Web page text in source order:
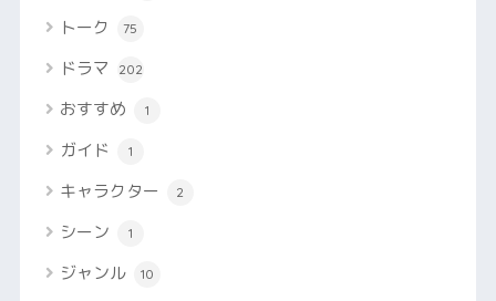
トーク 75
ドラマ 202
おすすめ 1
ガイド 1
キャラクター 2
シーン 1
ジャンル 10